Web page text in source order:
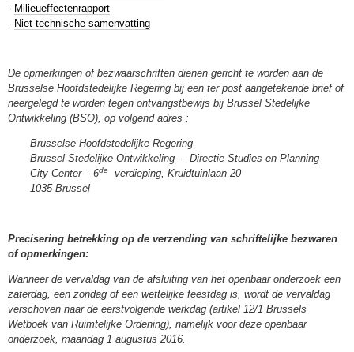
- Milieueffectenrapport
- Niet technische samenvatting
De opmerkingen of bezwaarschriften dienen gericht te worden aan de
Brusselse Hoofdstedelijke Regering bij een ter post aangetekende brief of
neergelegd te worden tegen ontvangstbewijs bij Brussel Stedelijke
Ontwikkeling (BSO), op volgend adres :
Brusselse Hoofdstedelijke Regering
Brussel Stedelijke Ontwikkeling – Directie Studies en Planning
City Center – 6de
verdieping, Kruidtuinlaan 20
1035 Brussel
Precisering betrekking op de verzending van schriftelijke bezwaren
of opmerkingen:
Wanneer de vervaldag van de afsluiting van het openbaar onderzoek een
zaterdag, een zondag of een wettelijke feestdag is, wordt de vervaldag
verschoven naar de eerstvolgende werkdag (artikel 12/1 Brussels
Wetboek van Ruimtelijke Ordening), namelijk voor deze openbaar
onderzoek, maandag 1 augustus 2016.